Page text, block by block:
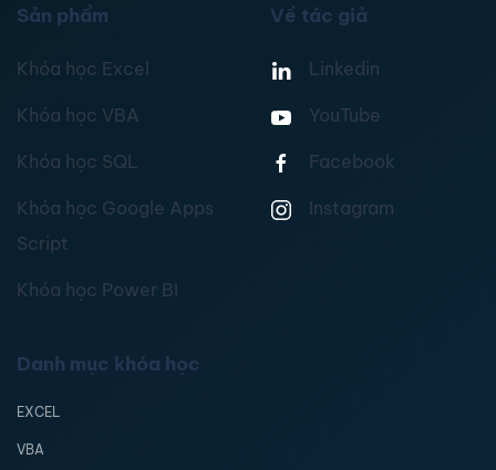
Sản phẩm
Khóa học Excel
Khóa học VBA
Khóa học SQL
Khóa học Google Apps
Script
Khóa học Power BI
Về tác giả
Linkedin
YouTube
Facebook
Instagram
Danh mục khóa học
EXCEL
VBA